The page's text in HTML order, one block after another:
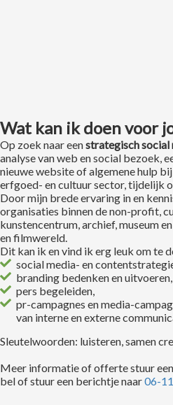
Wat kan ik doen voor
Op zoek naar eenstrategisch social
analyse van web en social bezoek,
nieuwe website of algemene hulp
erfgoed- en cultuur sector, tijdelijk
Door mijn brede ervaring in en
organisaties binnen de non-profit,
kunstencentrum, archief, museum
en filmwereld.
Dit kan ik en vind ik erg leuk om te
social media- en
branding bedenken en uitvoeren,
pers begeleiden,
pr-campagnes en media-
van interne en externe
Sleutelwoorden: luisteren, samen
Meer informatie of offerte stuur
bel of stuur een berichtje naar06-